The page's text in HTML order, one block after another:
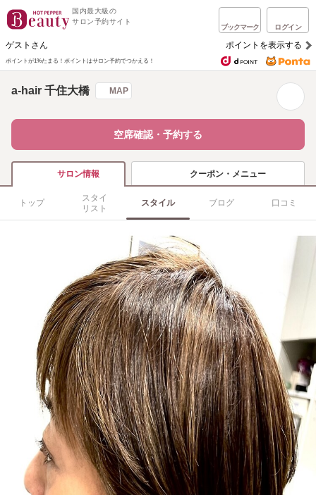
国内最大級の
サロン予約サイト
ブックマーク ログイン
ゲストさん ポイントを表示する
ポイントが1%たまる！ ポイントはサロン予約でつかえる！
a-hair 千住大橋 MAP
空席確認・予約する
サロン情報 クーポン・メニュー
トップ
スタイ
リスト
スタイル ブログ 口コミ